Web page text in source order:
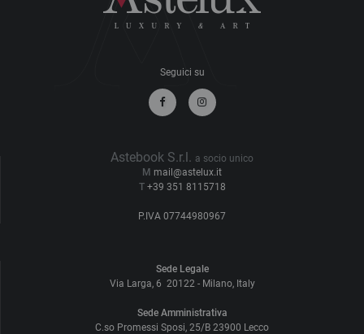
Seguici su
Astebook S.r.l. a socio unico
M mail@astelux.it
T +39 351 8115718
P.IVA 07744980967
Sede Legale
Via Larga, 6 20122 - Milano, Italy
Sede Amministrativa
C.so Promessi Sposi, 25/B 23900 Lecco